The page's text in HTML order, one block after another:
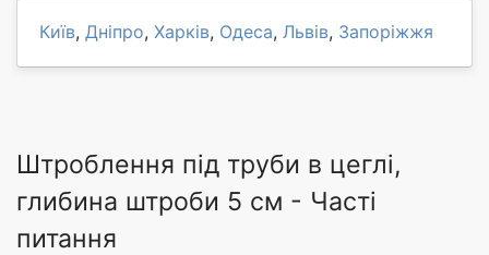
Київ, Дніпро, Харків, Одеса, Львів, Запоріжжя
Штроблення під труби в цеглі,
глибина штроби 5 см - Часті
питання